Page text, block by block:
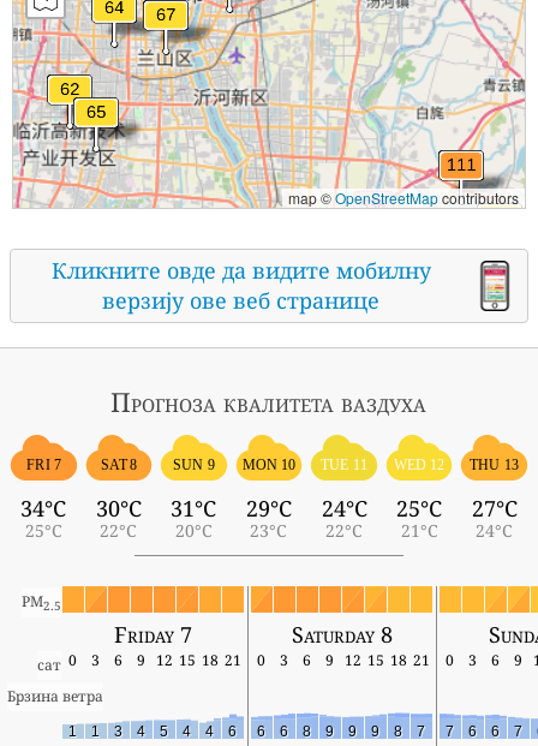
map ©OpenStreetMapcontributors
Кликните овде да видите мобилну
верзију ове веб странице
Прогноза квалитета ваздуха
FRI 7
34°C
25°C
SAT 8
30°C
22°C
SUN 9
31°C
20°C
MON 10
29°C
23°C
TUE 11
24°C
22°C
WED 12
25°C
21°C
THU 13
27°C
24°C
PM2.5
Friday 7 Saturday 8
сат 0 3 6 9 12 15 18 21 0 3 6 9 12 15 18 21 0 3 6 9
Брзина ветра
1 1 3 4 5 4 4 6 6 6 8 9 9 9 8 7 7 6 6 7